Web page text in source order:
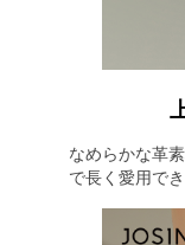
なめらかな革
で長く愛用で